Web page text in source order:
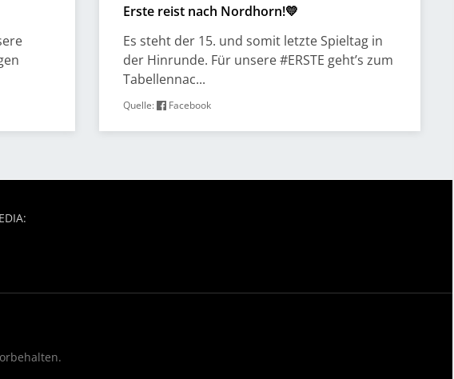
Erste reist nach Nordhorn!💛
Es steht der 15. und somit letzte Spieltag in
der Hinrunde. Für unsere #ERSTE geht’s zum
Tabellennac...
Quelle: Facebook